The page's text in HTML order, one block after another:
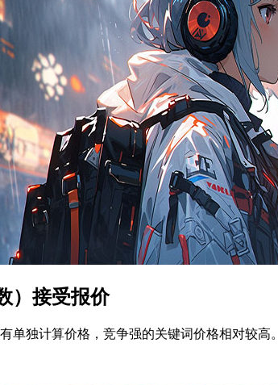
）接受报价
单独计算价格，竞争强的关键词价格相对较高。